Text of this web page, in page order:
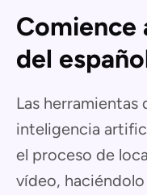
Comience
del
Las herramientas
inteligencia
el proceso de
vídeo, haciéndolo